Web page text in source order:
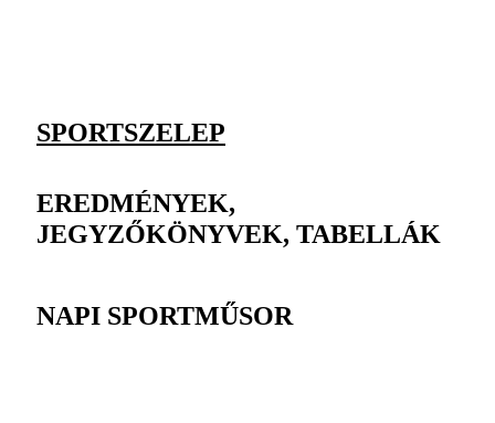
SPORTSZELEP
EREDMÉNYEK,
JEGYZŐKÖNYVEK, TABELLÁK
NAPI SPORTMŰSOR